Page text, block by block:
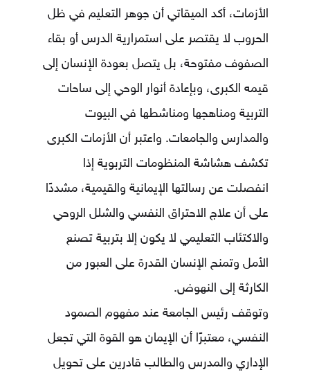
الأزمات، أكد الميقاتي أن جوهر التعليم في ظل
الحروب لا يقتصر على استمرارية الدرس أو بقاء
الصفوف مفتوحة، بل يتصل بعودة الإنسان إلى
قيمه الكبرى، وبإعادة أنوار الوحي إلى ساحات
التربية ومناهجها ومناشطها في البيوت
والمدارس والجامعات. واعتبر أن الأزمات الكبرى
تكشف هشاشة المنظومات التربوية إذا
انفصلت عن رسالتها الإيمانية والقيمية، مشددًا
على أن علاج الاحتراق النفسي والشلل الروحي
والاكتئاب التعليمي لا يكون إلا بتربية تصنع
الأمل وتمنح الإنسان القدرة على العبور من
الكارثة إلى النهوض.
وتوقف رئيس الجامعة عند مفهوم الصمود
النفسي، معتبرًا أن الإيمان هو القوة التي تجعل
الإداري والمدرس والطالب قادرين على تحويل